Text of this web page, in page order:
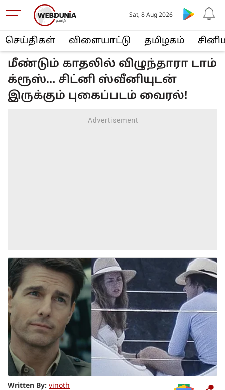
செய்திகள் விளையா‌ட்டு த‌மிழக‌ம்
Sat, 8 Aug 2026
மீண்டும் காதலில் விழுந்தாரா டாம்
க்ரூஸ்… சிட்னி ஸ்வீனியுடன்
இருக்கும் புகைப்படம் வைரல்!
Written By: vinoth